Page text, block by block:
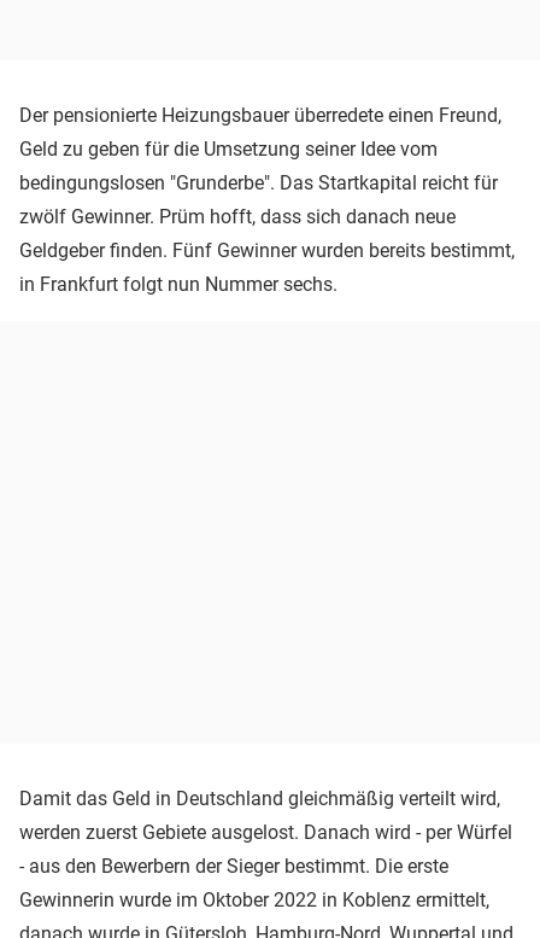
Der pensionierte Heizungsbauer überredete einen Freund,
Geld zu geben für die Umsetzung seiner Idee vom
bedingungslosen "Grunderbe". Das Startkapital reicht für
zwölf Gewinner. Prüm hofft, dass sich danach neue
Geldgeber finden. Fünf Gewinner wurden bereits bestimmt,
in Frankfurt folgt nun Nummer sechs.
Damit das Geld in Deutschland gleichmäßig verteilt wird,
werden zuerst Gebiete ausgelost. Danach wird - per Würfel
- aus den Bewerbern der Sieger bestimmt. Die erste
Gewinnerin wurde im Oktober 2022 in Koblenz ermittelt,